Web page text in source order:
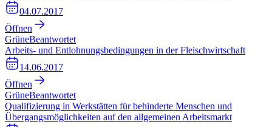
04.07.2017
Öffnen
GrüneBeantwortet
Arbeits- und Entlohnungsbedingungen in der Fleischwirtschaft
14.06.2017
Öffnen
GrüneBeantwortet
Qualifizierung in Werkstätten für behinderte Menschen und
Übergangsmöglichkeiten auf den allgemeinen Arbeitsmarkt